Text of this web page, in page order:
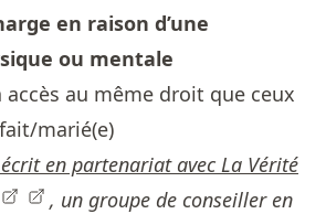
en raison d’une
ou mentale
accès au même droit que ceux
marié(e)
en partenariat avecLa Vérité
, un groupe de conseiller en